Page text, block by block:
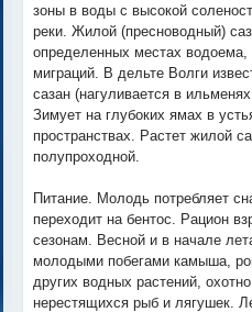
зоны в воды с высокой
реки. Жилой (пресноводный)
определенных местах
миграций. В дельте Волги
сазан (нагуливается в
Зимует на глубоких ямах в
пространствах. Растет жилой
полупроходной.
Питание. Молодь потребляет
переходит на бентос. Рацион
сезонам. Весной и в начале
молодыми побегами камыша,
других водных растений,
нерестящихся рыб и лягушек.